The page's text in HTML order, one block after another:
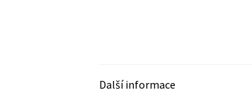
Další informace